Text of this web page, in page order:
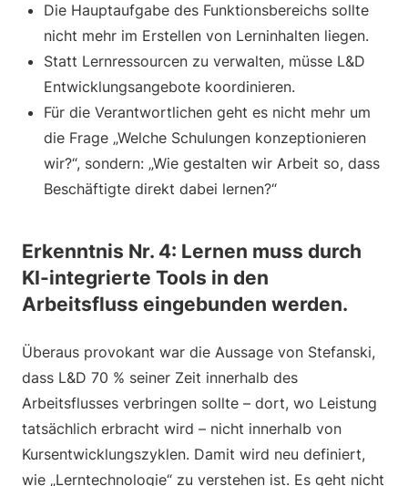
Die Hauptaufgabe des Funktionsbereichs sollte
nicht mehr im Erstellen von Lerninhalten liegen.
Statt Lernressourcen zu verwalten, müsse L&D
Entwicklungsangebote koordinieren.
Für die Verantwortlichen geht es nicht mehr um
die Frage „Welche Schulungen konzeptionieren
wir?“, sondern: „Wie gestalten wir Arbeit so, dass
Beschäftigte direkt dabei lernen?“
Erkenntnis Nr. 4: Lernen muss durch
KI-integrierte Tools in den
Arbeitsfluss eingebunden werden.
Überaus provokant war die Aussage von Stefanski,
dass L&D 70 % seiner Zeit innerhalb des
Arbeitsflusses verbringen sollte – dort, wo Leistung
tatsächlich erbracht wird – nicht innerhalb von
Kursentwicklungszyklen. Damit wird neu definiert,
wie „Lerntechnologie“ zu verstehen ist. Es geht nicht